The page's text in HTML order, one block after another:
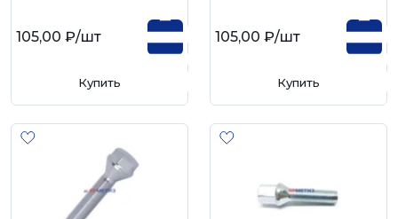
105,00 ₽/шт
Купить
105,00 ₽/шт
Купить